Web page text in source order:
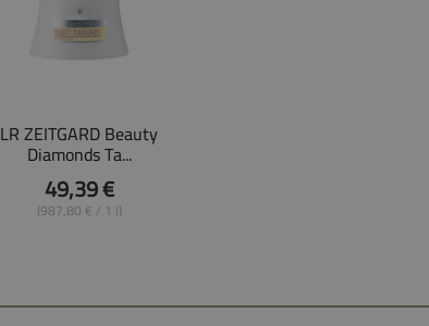
LR ZEITGARD Beauty
Diamonds Ta...
49,39 €
(987,80 € / 1 l)